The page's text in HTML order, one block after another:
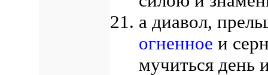
а диавол,
огненное и
мучиться день